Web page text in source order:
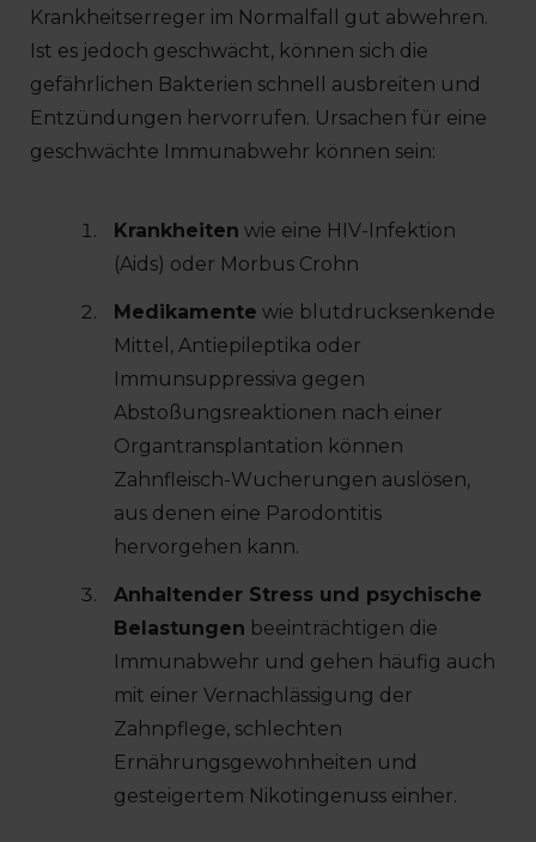
Krankheitserreger im Normalfall gut abwehren.
Ist es jedoch geschwächt, können sich die
gefährlichen Bakterien schnell ausbreiten und
Entzündungen hervorrufen. Ursachen für eine
geschwächte Immunabwehr können sein:
Krankheiten wie eine HIV-Infektion
(Aids) oder Morbus Crohn
Medikamente wie blutdrucksenkende
Mittel, Antiepileptika oder
Immunsuppressiva gegen
Abstoßungsreaktionen nach einer
Organtransplantation können
Zahnfleisch-Wucherungen auslösen,
aus denen eine Parodontitis
hervorgehen kann.
Anhaltender Stress und psychische
Belastungen beeinträchtigen die
Immunabwehr und gehen häufig auch
mit einer Vernachlässigung der
Zahnpflege, schlechten
Ernährungsgewohnheiten und
gesteigertem Nikotingenuss einher.